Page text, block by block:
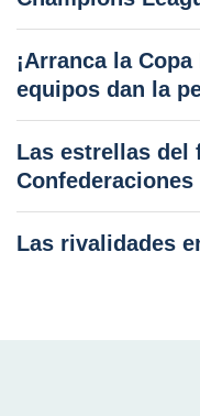
¡Arranca la
equipos dan la
Las estrellas del
Confederaciones
Las rivalidades